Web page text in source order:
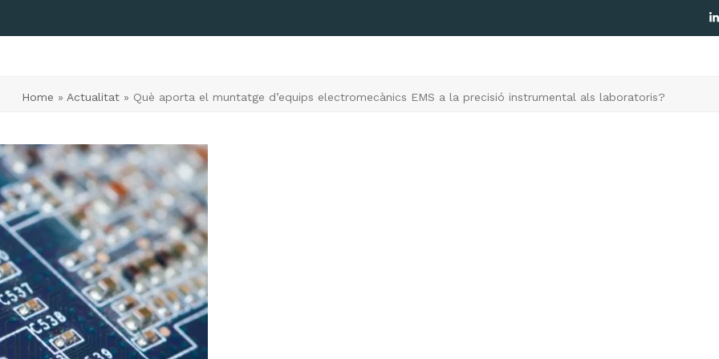
Home » Actualitat» Què aporta el muntatge d’equips electromecànics EMS a la precisió instrumental als laboratoris?